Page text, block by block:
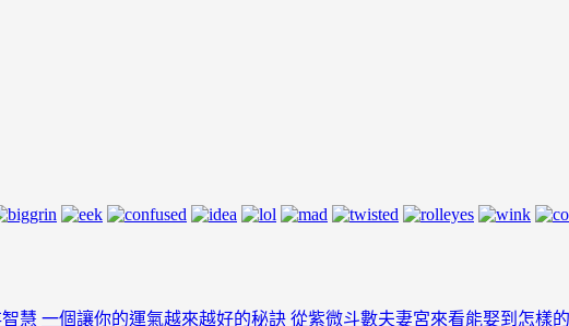
慧 一個讓你的運氣越來越好的秘訣 從紫微斗數夫妻宮來看能娶到怎樣